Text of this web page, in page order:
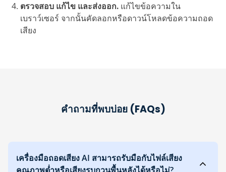
ตรวจสอบ แก้ไข และส่งออก. แก้ไขข้อความใน
เบราว์เซอร์ จากนั้นคัดลอกหรือดาวน์โหลดข้อความถอด
เสียง
คำถามที่พบบ่อย (FAQs)
เครื่องมือถอดเสียง AI สามารถรับมือกับไฟล์เสียง